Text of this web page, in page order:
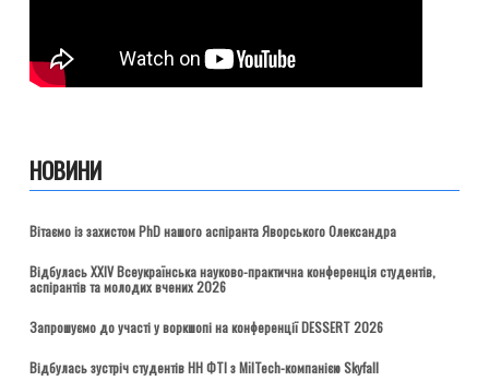
НОВИНИ
Вітаємо із захистом PhD нашого аспіранта Яворського Олександра
Відбулась ХХІV Всеукраїнська науково-практична конференція студентів,
аспірантів та молодих вчених 2026
Запрошуємо до участі у воркшопі на конференції DESSERT 2026
Відбулась зустріч студентів НН ФТІ з MilTech-компанією Skyfall